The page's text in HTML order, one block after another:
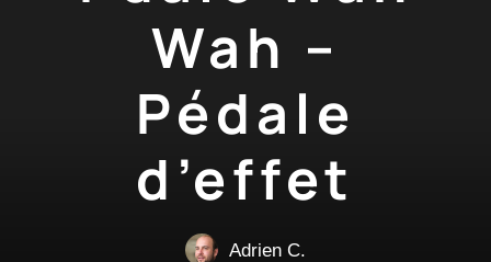
Wah –
Pédale
d’effet
Adrien C.